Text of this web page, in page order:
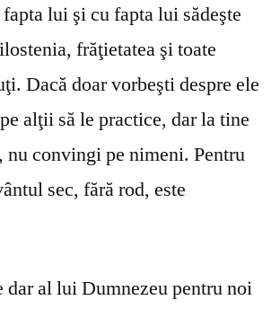
lui şi cu fapta lui sădeşte
frăţietatea şi toate
Dacă doar vorbeşti despre ele
alţii să le practice, dar la tine
nu convingi pe nimeni. Pentru
sec, fără rod, este
dar al lui Dumnezeu pentru noi